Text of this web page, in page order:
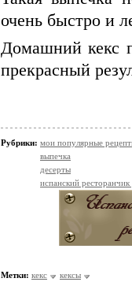
очень быстро и
Домашний кекс
прекрасный
Рубрики: мои популярные
выпечка
десерты
испанский
Метки: кекс кексы